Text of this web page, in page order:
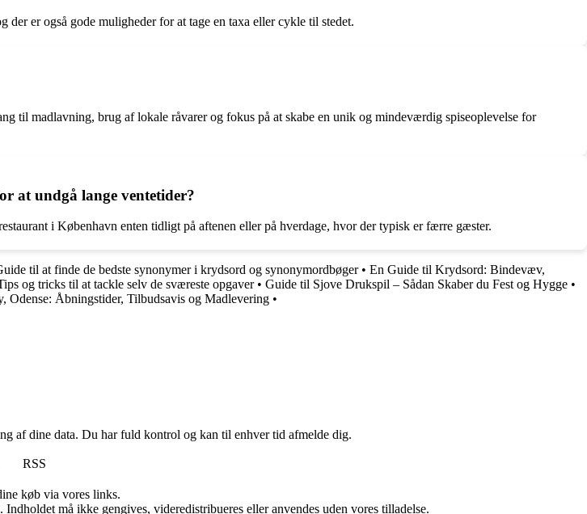
er også gode muligheder for at tage en taxa eller cykle til stedet.
til madlavning, brug af lokale råvarer og fokus på at skabe en unik og mindeværdig spiseoplevelse for
at undgå lange ventetider?
i København enten tidligt på aftenen eller på hverdage, hvor der typisk er færre gæster.
til at finde de bedste synonymer i krydsord og synonymordbøger• En Guide til Krydsord: Bindevæv,
og tricks til at tackle selv de sværeste opgaver• Guide til Sjove Drukspil – Sådan Skaber du Fest og Hygge •
Odense: Åbningstider, Tilbudsavis og Madlevering •
af dine data. Du har fuld kontrol og kan til enhver tid afmelde dig.
RSS
køb via vores links.
må ikke gengives, videredistribueres eller anvendes uden vores tilladelse.